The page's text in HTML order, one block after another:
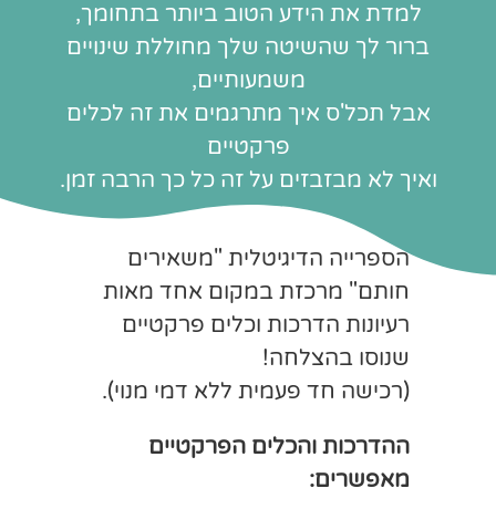
למדת את הידע הטוב ביותר בתחומך,
ברור לך שהשיטה שלך מחוללת שינויים
משמעותיים,
אבל תכל'ס איך מתרגמים את זה לכלים
פרקטיים
ואיך לא מבזבזים על זה כל כך הרבה זמן.
הספרייה הדיגיטלית "משאירים
חותם" מרכזת במקום אחד מאות
רעיונות הדרכות וכלים פרקטיים
שנוסו בהצלחה!
(רכישה חד פעמית ללא דמי מנוי).
ההדרכות והכלים הפרקטיים
מאפשרים: